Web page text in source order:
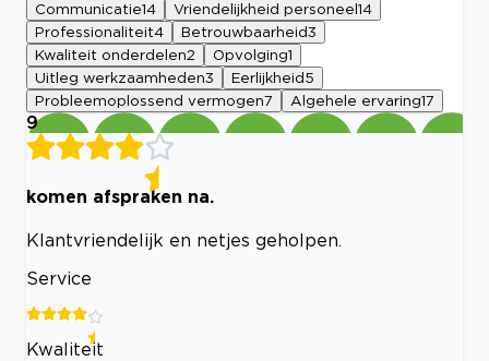
Communicatie14 Vriendelijkheid personeel 14
Professionaliteit4 Betrouwbaarheid3
Kwaliteit onderdelen2 Opvolging1
Uitleg werkzaamheden3 Eerlijkheid 5
Probleemoplossend vermogen7 Algehele ervaring17
9
komen afspraken na.
Klantvriendelijk en netjes geholpen.
Service
Kwaliteit